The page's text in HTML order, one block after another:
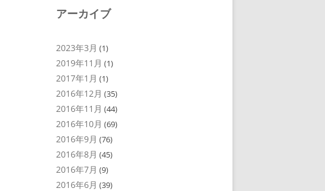
アーカイブ
2023年3月 (1)
2019年11月 (1)
2017年1月 (1)
2016年12月 (35)
2016年11月 (44)
2016年10月 (69)
2016年9月 (76)
2016年8月 (45)
2016年7月 (9)
2016年6月 (39)